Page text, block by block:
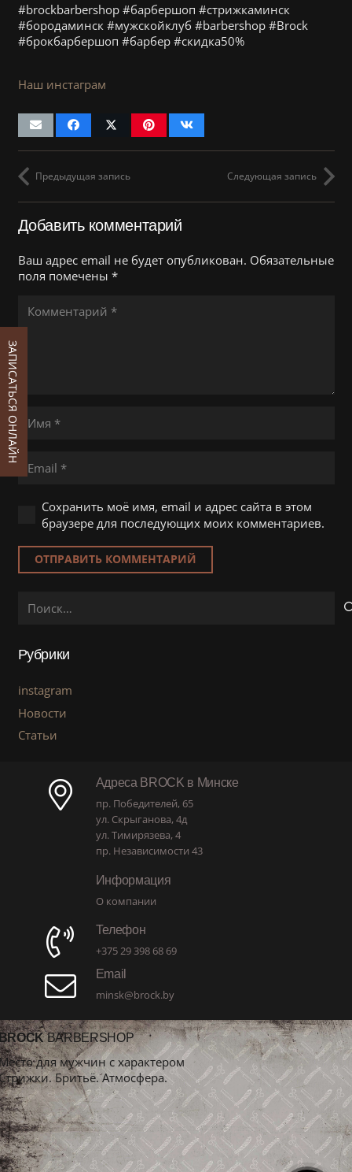
#brockbarbershop #барбершоп #стрижкаминск
#бородаминск #мужскойклуб #barbershop #Brock
#брокбарбершоп #барбер #скидка50%
Наш инстаграм
Предыдущая запись Следующая запись
Добавить комментарий
Ваш адрес email не будет опубликован. Обязательные
поля помечены *
Сохранить моё имя, email и адрес сайта в этом
браузере для последующих моих комментариев.
ОТПРАВИТЬ КОММЕНТАРИЙ
Рубрики
instagram
Новости
Статьи
Адреса BROCK в Минске
пр. Победителей, 65
ул. Скрыганова, 4д
ул. Тимирязева, 4
пр. Независимости 43
Информация
О компании
Телефон
+375 29 398 68 69
Email
minsk@brock.by
ЗАПИСАТЬСЯ ОНЛАЙН
BARBERSHOP
для мужчин с характером
Бритьё. Атмосфера.